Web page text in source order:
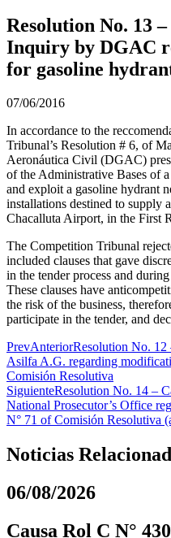
Resolution No. 13
Inquiry by DGAC
for gasoline
07/06/2016
In accordance to the
Tribunal’s Resolution # 6, of
Aeronáutica Civil (DGAC)
of the Administrative Bases of
and exploit a gasoline hydrant
installations destined to supply
Chacalluta Airport, in the First
The Competition Tribunal
included clauses that gave
in the tender process and
These clauses have
the risk of the business,
participate in the tender, and
PrevAnteriorResolution No.
Asilfa A.G. regarding
Comisión Resolutiva
SiguienteResolution No. 14 –
National Prosecutor’s Office
N° 71 of Comisión Resolutiva
Noticias
06/08/2026
Causa Rol C N°